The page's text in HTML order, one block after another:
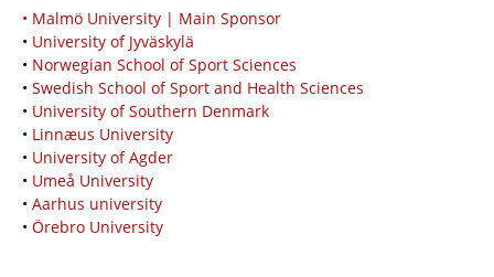
• Malmö University | Main Sponsor
• University of Jyväskylä
• Norwegian School of Sport Sciences
• Swedish School of Sport and Health Sciences
• University of Southern Denmark
• Linnæus University
• University of Agder
• Umeå University
• Aarhus university
• Örebro University